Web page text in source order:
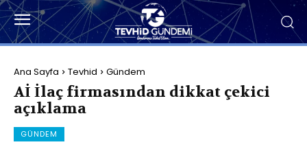
Ana Sayfa Tevhid Gündem
Aİ İlaç firmasından dikkat çekici
açıklama
GÜNDEM